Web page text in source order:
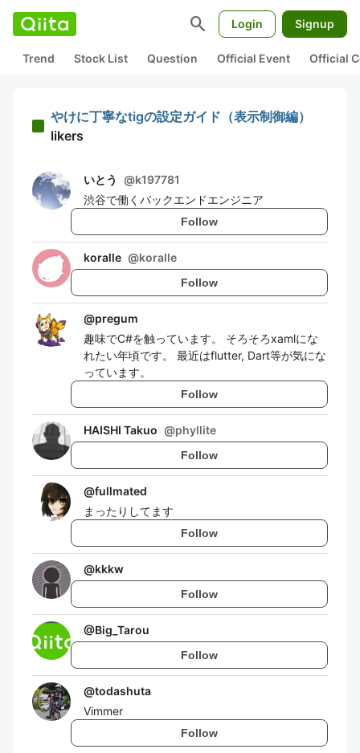
search Login Signup
Trend Stock List Question Official Event Official
やけに丁寧なtigの設定ガイド（表示制御編）
likers
いとう @k197781
渋谷で働くバックエンドエンジニア
Follow
koralle @koralle
Follow
@pregum
趣味でC#を触っています。 そろそろxamlにな
れたい年頃です。 最近はflutter, Dart等が気にな
っています。
Follow
HAISHI Takuo @phyllite
Follow
@fullmated
まったりしてます
Follow
@kkkw
Follow
@Big_Tarou
Follow
@todashuta
Vimmer
Follow